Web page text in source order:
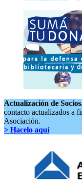
Actualización de
contacto actualizados a
Asociación.
> Hacelo aquí